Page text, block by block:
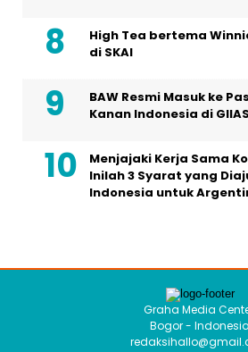
High Tea bertema
di SKAI
BAW Resmi Masuk ke
Kanan Indonesia di
Menjajaki Kerja Sama
Inilah 3 Syarat yang
Indonesia untuk
Graha Media
Bogor - Indonesia